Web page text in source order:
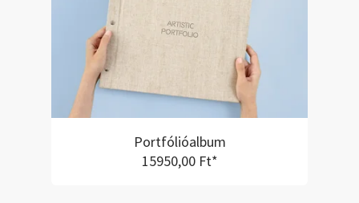
Portfólióalbum
15950,00 Ft*